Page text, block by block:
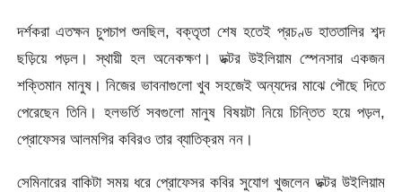
দর্শকরা এতক্ষন চুপচাপ শুনছিল, বক্তৃতা শেষ হতেই প্রচণ্ড হাততালির শব্দ
ছড়িয়ে পড়ল। স্থায়ী হল অনেকক্ষণ। ডক্টর উইলিয়াম স্পেনসার একজন
শক্তিমান মানুষ। নিজের ভাবনাগুলো খুব সহজেই অন্যদের মাঝে পৌছে দিতে
পেরেছেন তিনি। হলভর্তি সবগুলো মানুষ বিষয়টা নিয়ে চিন্তিত হয়ে পড়ল,
প্রোফেসর আলমগির কবিরও তার ব্যাতিক্রম নন।
সেমিনারের বাকিটা সময় ধরে প্রোফেসর কবির সুযোগ খুজলেন ডক্টর উইলিয়াম